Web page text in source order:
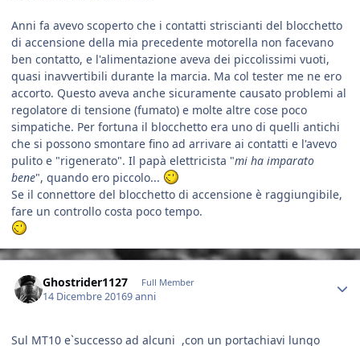
Anni fa avevo scoperto che i contatti striscianti del blocchetto
di accensione della mia precedente motorella non facevano
ben contatto, e l'alimentazione aveva dei piccolissimi vuoti,
quasi inavvertibili durante la marcia. Ma col tester me ne ero
accorto. Questo aveva anche sicuramente causato problemi al
regolatore di tensione (fumato) e molte altre cose poco
simpatiche. Per fortuna il blocchetto era uno di quelli antichi
che si possono smontare fino ad arrivare ai contatti e l'avevo
pulito e "rigenerato". Il papà elettricista "mi ha imparato
bene", quando ero piccolo...
Se il connettore del blocchetto di accensione è raggiungibile,
fare un controllo costa poco tempo.
Ghostrider1127 Full Member
14 Dicembre 20169 anni
Sul MT10 e`successo ad alcuni ,con un portachiavi lungo